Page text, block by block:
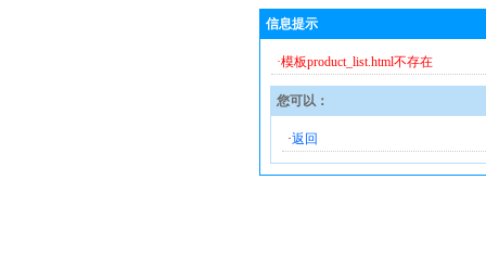
信息提示
·模板product_list.html不存在
您可以：
·返回